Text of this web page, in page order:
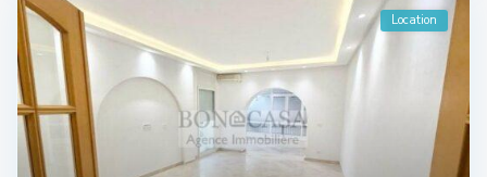
Location